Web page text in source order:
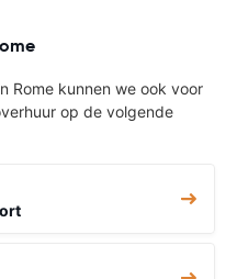
Rome kunnen we ook voor
op de volgende